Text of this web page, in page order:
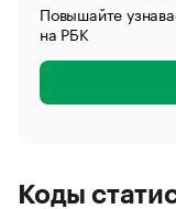
Повышайте
на РБК
Коды